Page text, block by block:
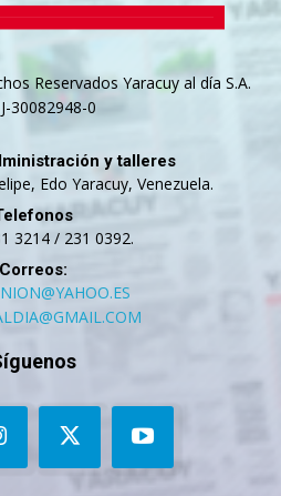
Reservados Yaracuy al día S.A.
30082948-0
y talleres
Edo Yaracuy, Venezuela.
3214 / 231 0392.
Correos: